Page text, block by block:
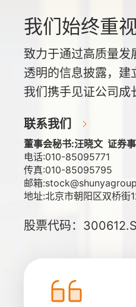
我们始终重
致力于通过高质量
透明的信息披露，
我们携手见证公司成
联系我们
董事会秘书:汪晓文 证券
电话:010-85095771
传真:010-85095795
邮箱
地址:北京市朝阳区双桥街
股票代码：